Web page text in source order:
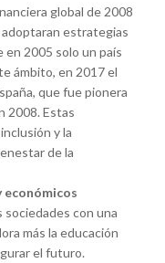
global de 2008
estrategias
2005 solo un país
ámbito, en 2017 el
que fue pionera
2008. Estas
y la
de la
económicos
con una
más la educación
el futuro.